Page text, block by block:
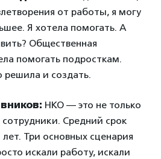
от работы, я могу
Я хотела помогать. А
Общественная
помогать подросткам.
решила и создать.
НКО — это не только
Средний срок
Три основных сценария
искали работу, искали